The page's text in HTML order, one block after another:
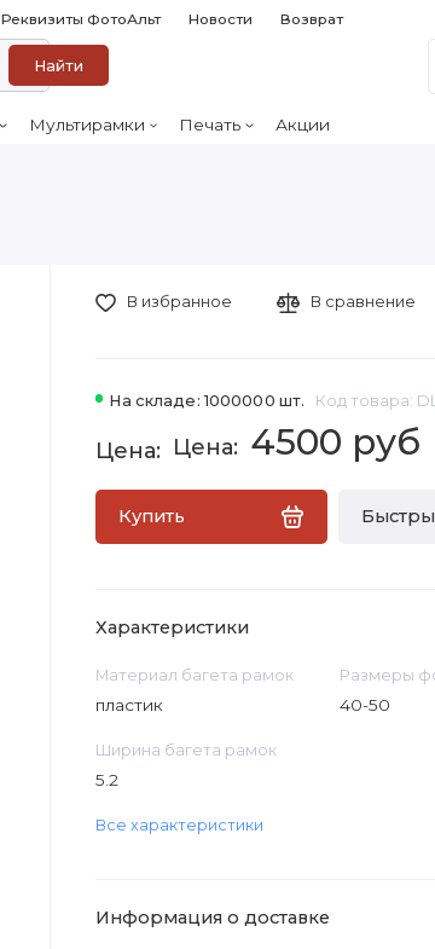
Реквизиты ФотоАльт Новости Возврат
Найти
Мультирамки Печать Акции
На складе: 1000000 шт. Код товара:
4500 руб
Купить
В избранное В сравнение
Характеристики
Материал багета рамок
пластик
Размеры
40-50
Ширина багета рамок
5.2
Все характеристики
Информация о доставке